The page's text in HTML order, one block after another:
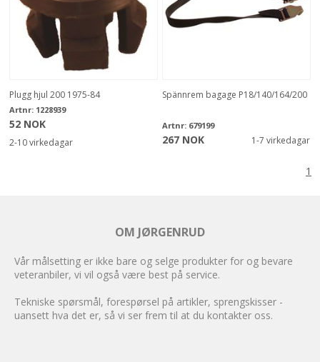
Plugg hjul 200 1975-84
Artnr: 1228939
52 NOK
2-10 virkedagar
Spännrem bagage P18/140/164/200
Artnr: 679199
267 NOK 1-7 virkedagar
1
OM JØRGENRUD
Vår målsetting er ikke bare og selge produkter for og bevare
veteranbiler, vi vil også være best på service.
Tekniske spørsmål, forespørsel på artikler, sprengskisser -
uansett hva det er, så vi ser frem til at du kontakter oss.